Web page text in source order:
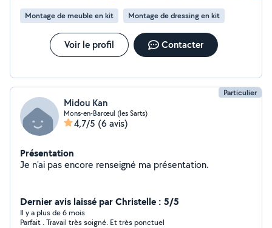
Montage de meuble en kit Montage de dressing en kit
Voir le profil Contacter
Particulier
Midou Kan
Mons-en-Barœul (les Sarts)
4,7/5 (6 avis)
Présentation
Je n'ai pas encore renseigné ma présentation.
Dernier avis laissé par Christelle : 5/5
Il y a plus de 6 mois
Parfait . Travail très soigné. Et très ponctuel